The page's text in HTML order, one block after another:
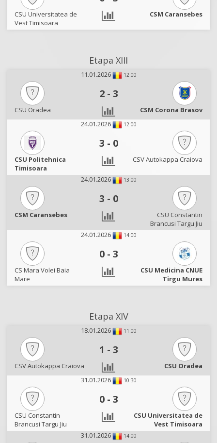
CSU Universitatea de
Vest Timisoara
CSM Caransebes
Etapa XIII
11.01.2026 12:00
2 - 3
CSU Oradea
CSM Corona Brasov
24.01.2026
12:00
3 - 0
CSU Politehnica
Timisoara
CSV Autokappa Craiova
24.01.2026 13:00
3 - 0
CSM Caransebes
CSU Constantin
Brancusi Targu Jiu
24.01.2026
14:00
0 - 3
CS Mara Volei Baia
Mare
CSU Medicina CNUE
Tirgu Mures
Etapa XIV
18.01.2026 11:00
1 - 3
CSV Autokappa Craiova
CSU Oradea
31.01.2026
10:30
0 - 3
CSU Constantin
Brancusi Targu Jiu
CSU Universitatea de
Vest Timisoara
31.01.2026
14:00